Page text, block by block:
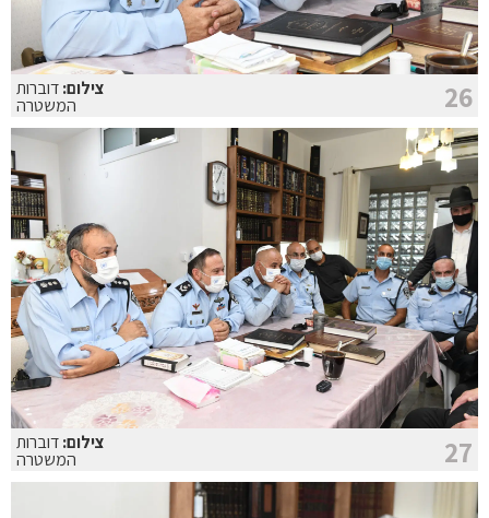
26 צילום:דוברות
המשטרה
27 צילום:דוברות
המשטרה